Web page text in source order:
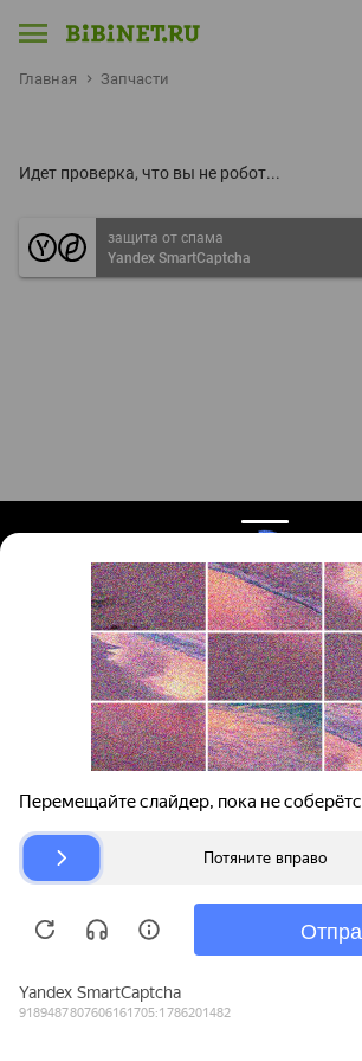
Главная Запчасти
Идет проверка, что вы не робот...
защита от спама
Yandex SmartCaptcha
Поиск запчастей
Для автокомпаний
Авторазборки
О
Помощь
Карта
© bibinet.ru - система поиска
Copyright 2010-2026 Все права